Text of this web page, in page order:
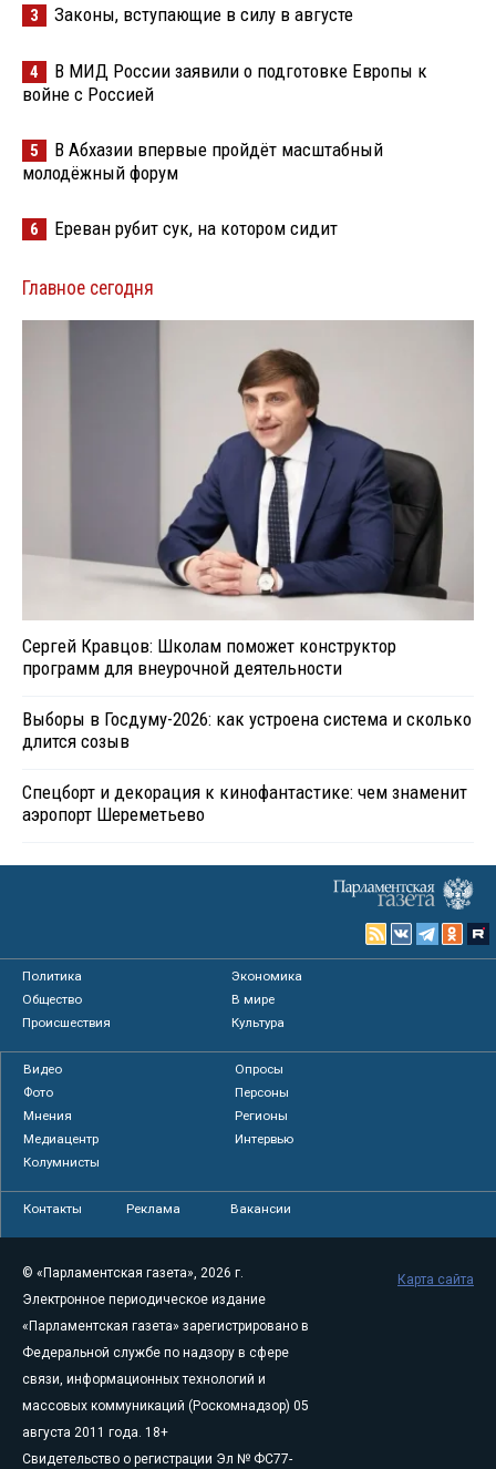
3 Законы, вступающие в силу в августе
4
В МИД России заявили о подготовке Европы к
войне с Россией
5
В Абхазии впервые пройдёт масштабный
молодёжный форум
6 Ереван рубит сук, на котором сидит
Главное сегодня
Сергей Кравцов: Школам поможет конструктор
программ для внеурочной деятельности
Выборы в Госдуму-2026: как устроена система и сколько
длится созыв
Спецборт и декорация к кинофантастике: чем знаменит
аэропорт Шереметьево
Политика
Экономика
Общество
В мире
Происшествия
Культура
Видео
Опросы
Фото
Персоны
Мнения
Регионы
Медиацентр
Интервью
Колумнисты
Контакты Реклама Вакансии
© «Парламентская газета», 2026 г.
Электронное периодическое издание
«Парламентская газета» зарегистрировано в
Федеральной службе по надзору в сфере
связи, информационных технологий и
массовых коммуникаций (Роскомнадзор) 05
августа 2011 года. 18+
Свидетельство о регистрации Эл № ФС77-
Карта сайта